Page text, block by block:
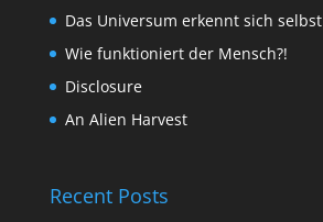
Das Universum erkennt sich selbst
Wie funktioniert der Mensch?!
Disclosure
An Alien Harvest
Recent Posts